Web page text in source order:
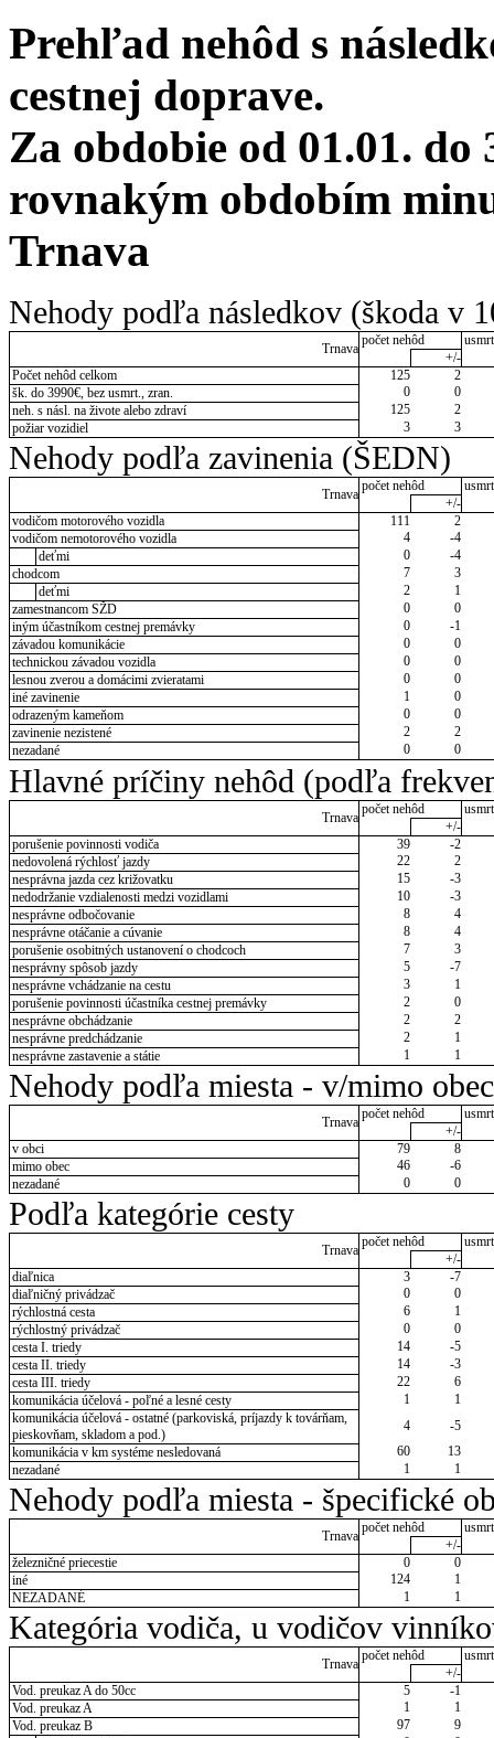
Prehľad nehôd s
cestnej doprave.
Za obdobie od 01.01. do
rovnakým obdobím
Trnava
Nehody podľa následkov (škoda v
Trnava
počet nehôd
+/-
Počet nehôd celkom
125
2
šk. do 3990€, bez usmrt., zran.
0
0
neh. s násl. na živote alebo zdraví
125
2
požiar vozidiel
3 3
Nehody podľa zavinenia (ŠEDN)
Trnava
počet nehôd
+/-
vodičom motorového vozidla
111
2
vodičom nemotorového vozidla
4
-4
deťmi
0
-4
chodcom
7
3
deťmi
2
1
zamestnancom SŽD
0
0
iným účastníkom cestnej premávky
0
-1
závadou komunikácie
0
0
technickou závadou vozidla
0
0
lesnou zverou a domácimi zvieratami
0
0
iné zavinenie
1
0
odrazeným kameňom
0
0
zavinenie nezistené
2
2
nezadané
0 0
Hlavné príčiny nehôd (podľa
Trnava
počet nehôd
+/-
porušenie povinnosti vodiča
39
-2
nedovolená rýchlosť jazdy
22
2
nesprávna jazda cez križovatku
15
-3
nedodržanie vzdialenosti medzi vozidlami
10
-3
nesprávne odbočovanie
8
4
nesprávne otáčanie a cúvanie
8
4
porušenie osobitných ustanovení o chodcoch
7
3
nesprávny spôsob jazdy
5
-7
nesprávne vchádzanie na cestu
3
1
porušenie povinnosti účastníka cestnej premávky
2
0
nesprávne obchádzanie
2
2
nesprávne predchádzanie
2
1
nesprávne zastavenie a státie
1 1
Nehody podľa miesta - v/mimo obec
Trnava
počet nehôd
+/-
v obci
79
8
mimo obec
46
-6
nezadané
0 0
Podľa kategórie cesty
Trnava
počet nehôd
+/-
diaľnica
3
-7
diaľničný privádzač
0
0
rýchlostná cesta
6
1
rýchlostný privádzač
0
0
cesta I. triedy
14
-5
cesta II. triedy
14
-3
cesta III. triedy
22
6
komunikácia účelová - poľné a lesné cesty
1
1
komunikácia účelová - ostatné (parkoviská, príjazdy k továrňam,
pieskovňam, skladom a pod.)
4
-5
komunikácia v km systéme nesledovaná
60
13
nezadané
1 1
Nehody podľa miesta - špecifické
Trnava
počet nehôd
+/-
železničné priecestie
0
0
iné
124
1
NEZADANÉ
1 1
Kategória vodiča, u vodičov
Trnava
počet nehôd
+/-
Vod. preukaz A do 50cc
5
-1
Vod. preukaz A
1
1
Vod. preukaz B
97
9